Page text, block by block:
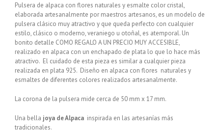
Pulsera de alpaca con flores naturales y esmalte color cristal,
elaborada artesanalmente por maestros artesanos, es un modelo de
pulsera clásico muy atractivo y que queda perfecto con cualquier
estilo, clásico o moderno, veraniego u otoñal, es atemporal. Un
bonito detalle COMO REGALO A UN PRECIO MUY ACCESIBLE,
realizado en alpaca con un enchapado de plata lo que lo hace más
atractivo. El cuidado de esta pieza es similar a cualquier pieza
realizada en plata 925. Diseño en alpaca con flores naturales y
esmaltes de diferentes colores realizados artesanalmente.
La corona de la pulsera mide cerca de 50 mm x 17 mm.
Una bella joya de Alpaca inspirada en las artesanías más
tradicionales.